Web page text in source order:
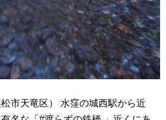
市天竜区） 水窪の城西駅から近